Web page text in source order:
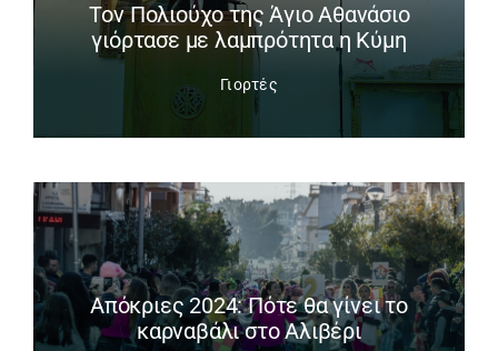
Tον Πολιούχο της Άγιο Αθανάσιο
γιόρτασε με λαμπρότητα η Κύμη
Γιορτές
Απόκριες 2024: Πότε θα γίνει το
καρναβάλι στο Αλιβέρι